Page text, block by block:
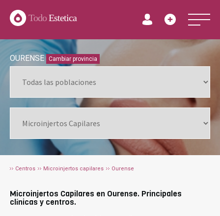
TodoEstetica
OURENSE Cambiar provincia
Centros Microinjertos capilares Ourense
Microinjertos Capilares en Ourense. Principales
clínicas y centros.